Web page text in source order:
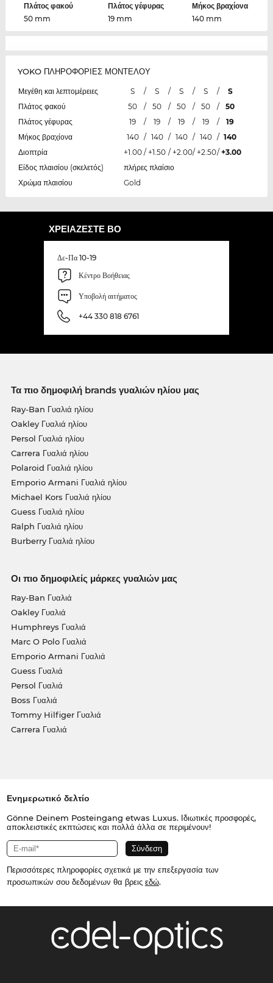
Πλάτος φακού
50 mm
Πλάτος γέφυρας
19 mm
Μήκος βραχίονα
140 mm
YOKO ΠΛΗΡΟΦΟΡΙΕΣ ΜΟΝΤΕΛΟΥ
Μεγέθη και λεπτομέρειες S / S / S / S /
S
Πλάτος φακού
50 / 50 / 50 / 50 /
50
Πλάτος γέφυρας
19 / 19 / 19 / 19 /
19
Μήκος βραχίονα
140 / 140 / 140 / 140 / 140
Διοπτρία
+1.00 / +1.50 / +2.00/ +2.50/ +3.00
Είδος πλαισίου (σκελετός)
πλήρες πλαίσιο
Χρώμα πλαισίου
Gold
ΧΡΕΙΆΖΕΣΤΕ ΒΟ
Δε-Πα 10-19
Κέντρο Βοήθειας
Υποβολή αιτήματος
+44 330 818 6761
Τα πιο δημοφιλή brands γυαλιών ηλίου μας
Ray-Ban Γυαλιά ηλίου
Oakley Γυαλιά ηλίου
Persol Γυαλιά ηλίου
Carrera Γυαλιά ηλίου
Polaroid Γυαλιά ηλίου
Emporio Armani Γυαλιά ηλίου
Michael Kors Γυαλιά ηλίου
Guess Γυαλιά ηλίου
Ralph Γυαλιά ηλίου
Burberry Γυαλιά ηλίου
Οι πιο δημοφιλείς μάρκες γυαλιών μας
Ray-Ban Γυαλιά
Oakley Γυαλιά
Humphreys Γυαλιά
Marc O Polo Γυαλιά
Emporio Armani Γυαλιά
Guess Γυαλιά
Persol Γυαλιά
Boss Γυαλιά
Tommy Hilfiger Γυαλιά
Carrera Γυαλιά
Ενημερωτικό δελτίο
Gönne Deinem Posteingang etwas Luxus. Ιδιωτικές προσφορές,
αποκλειστικές εκπτώσεις και πολλά άλλα σε περιμένουν!
Περισσότερες πληροφορίες σχετικά με την επεξεργασία των
προσωπικών σου δεδομένων θα βρεις εδώ.